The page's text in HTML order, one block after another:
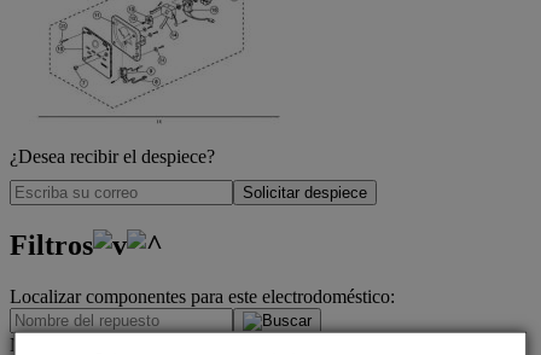
¿Desea recibir el despiece?
Solicitar despiece
Filtros
Localizar componentes para este electrodoméstico:
Número de posición del despiece